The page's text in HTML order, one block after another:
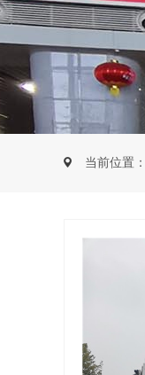
当前位置：